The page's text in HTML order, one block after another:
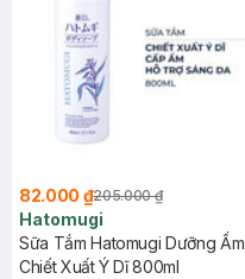
82.000 ₫205.000 ₫
Hatomugi
Sữa Tắm Hatomugi Dưỡng Ẩm
Chiết Xuất Ý Dĩ 800ml